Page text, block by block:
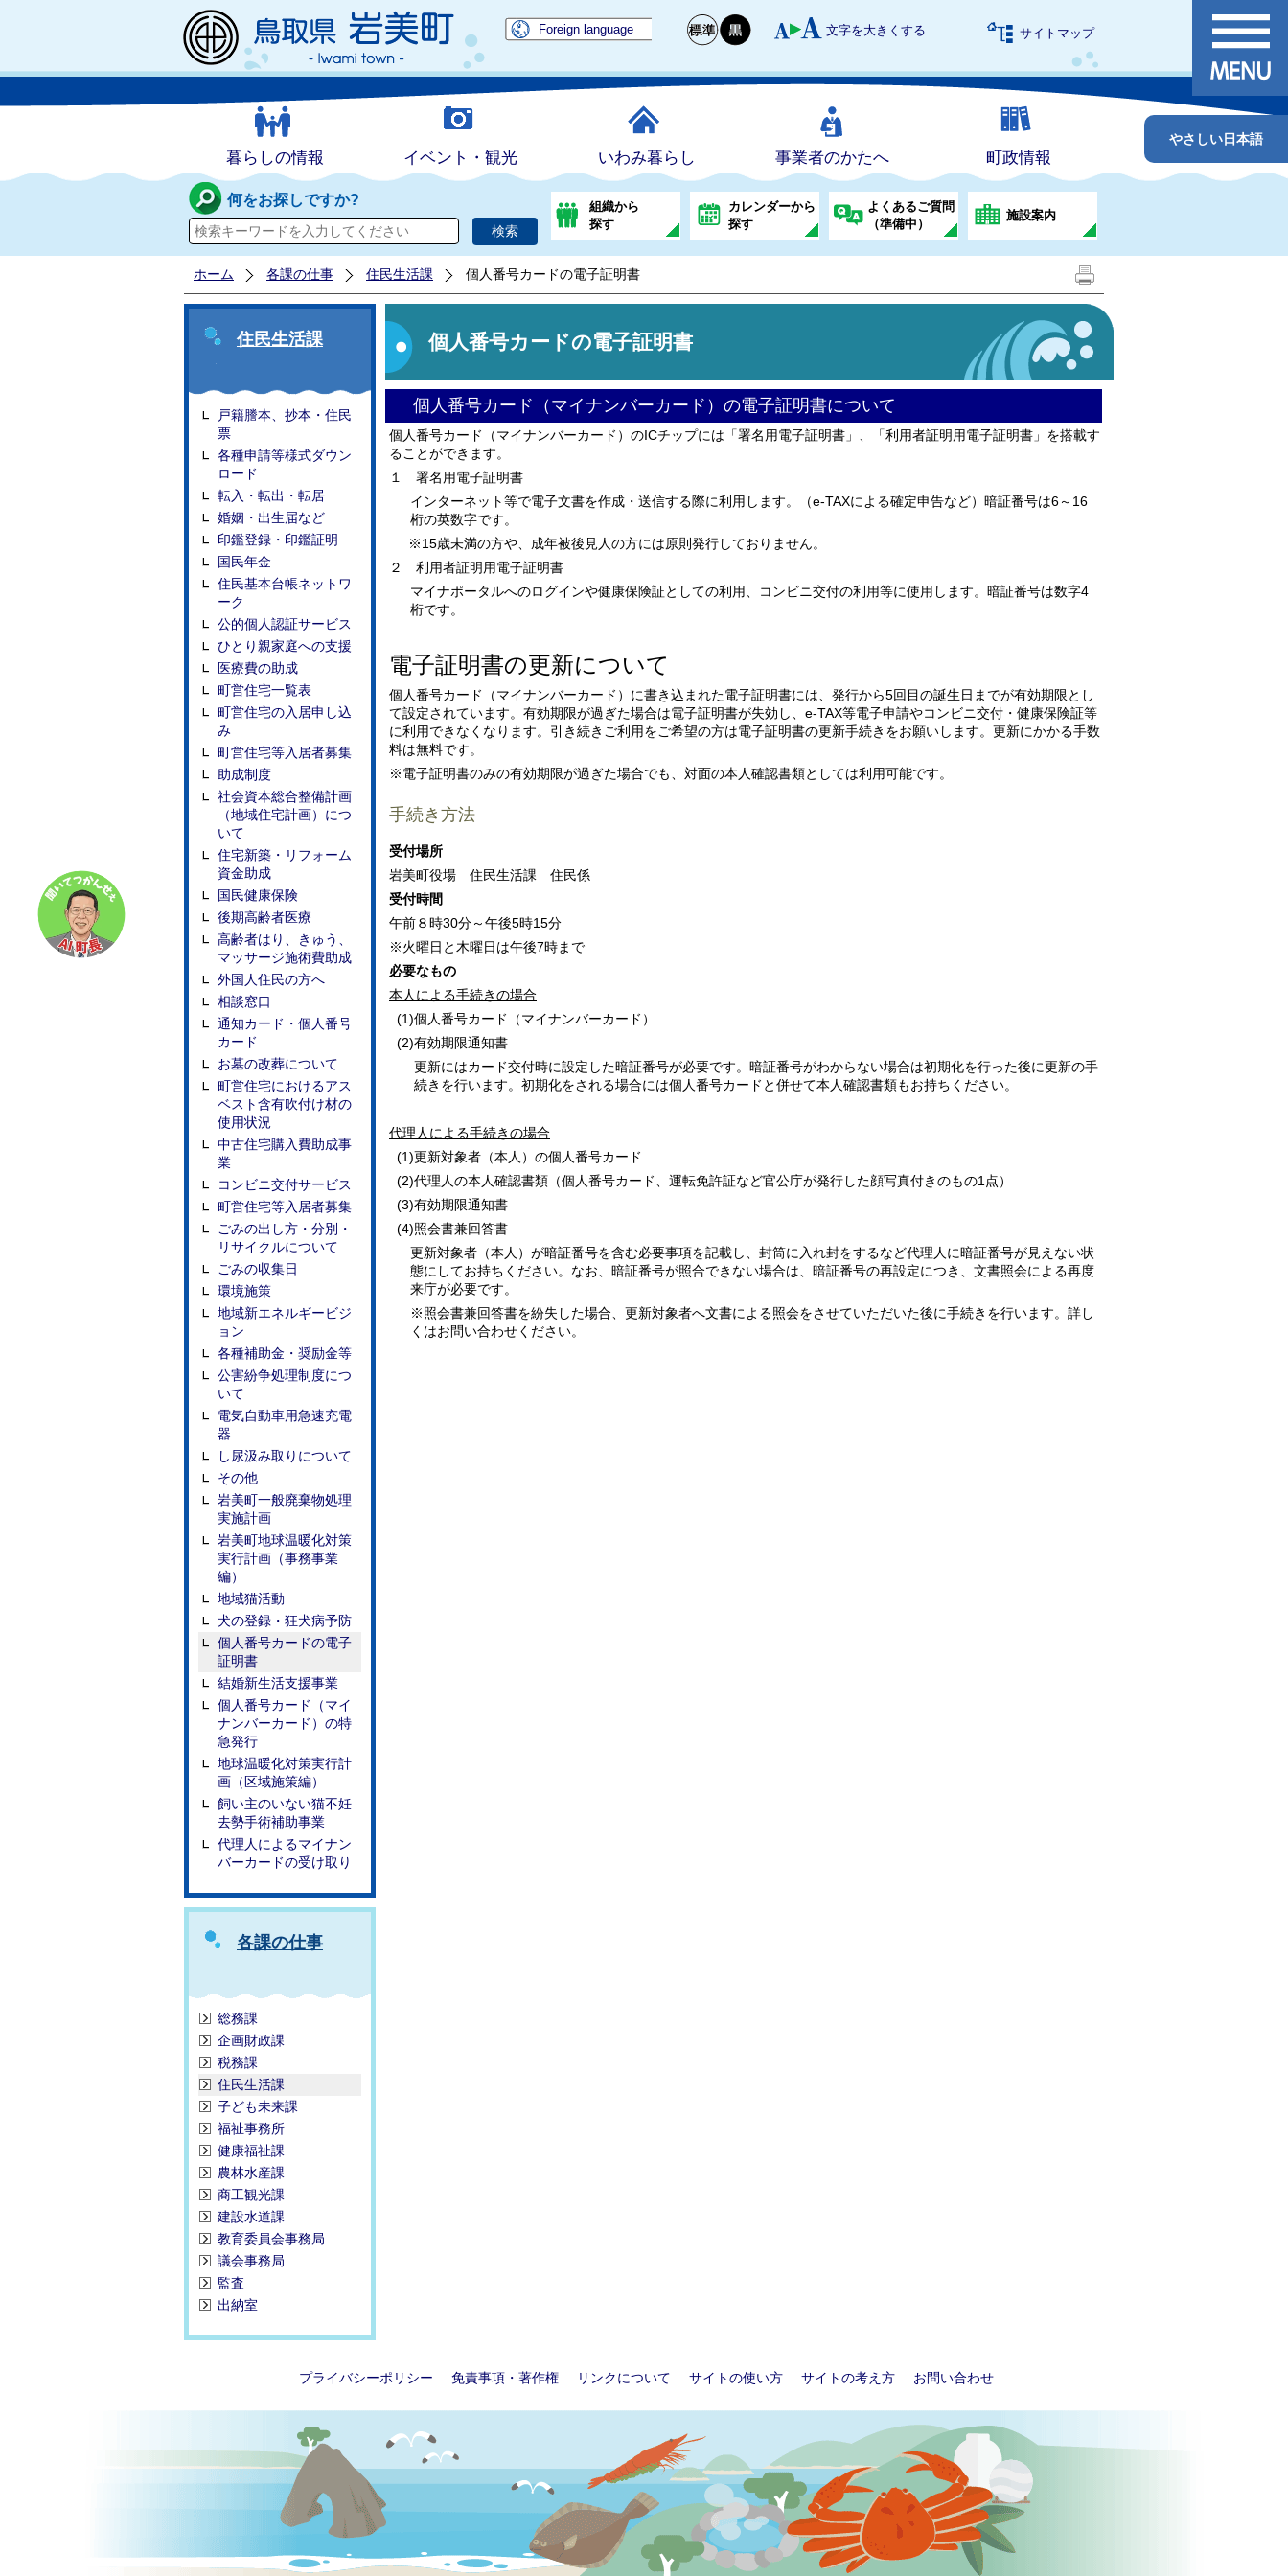
文字を大きくする サイトマップ
Foreign language
暮らしの情報 イベント・観光 いわみ暮らし 事業者のかたへ 町政情報
やさしい日本語
何をお探しですか?
組織から
探す
カレンダーから
探す
よくあるご質問
（準備中）
施設案内
ホーム 各課の仕事 住民生活課 個人番号カードの電子証明書
住民生活課
戸籍謄本、抄本・住民
票
各種申請等様式ダウン
ロード
転入・転出・転居
婚姻・出生届など
印鑑登録・印鑑証明
国民年金
住民基本台帳ネットワ
ーク
公的個人認証サービス
ひとり親家庭への支援
医療費の助成
町営住宅一覧表
町営住宅の入居申し込
み
町営住宅等入居者募集
助成制度
社会資本総合整備計画
（地域住宅計画）につ
いて
住宅新築・リフォーム
資金助成
国民健康保険
後期高齢者医療
高齢者はり、きゅう、
マッサージ施術費助成
外国人住民の方へ
相談窓口
通知カード・個人番号
カード
お墓の改葬について
町営住宅におけるアス
ベスト含有吹付け材の
使用状況
中古住宅購入費助成事
業
コンビニ交付サービス
町営住宅等入居者募集
ごみの出し方・分別・
リサイクルについて
ごみの収集日
環境施策
地域新エネルギービジ
ョン
各種補助金・奨励金等
公害紛争処理制度につ
いて
電気自動車用急速充電
器
し尿汲み取りについて
その他
岩美町一般廃棄物処理
実施計画
岩美町地球温暖化対策
実行計画（事務事業
編）
地域猫活動
犬の登録・狂犬病予防
個人番号カードの電子
証明書
結婚新生活支援事業
個人番号カード（マイ
ナンバーカード）の特
急発行
地球温暖化対策実行計
画（区域施策編）
飼い主のいない猫不妊
去勢手術補助事業
代理人によるマイナン
バーカードの受け取り
各課の仕事
総務課
企画財政課
税務課
住民生活課
子ども未来課
福祉事務所
健康福祉課
農林水産課
商工観光課
建設水道課
教育委員会事務局
議会事務局
監査
出納室
個人番号カードの電子証明書
個人番号カード（マイナンバーカード）の電子証明書について
個人番号カード（マイナンバーカード）のICチップには「署名用電子証明書」、「利用者証明用電子証明書」を搭載す
ることができます。
１ 署名用電子証明書
インターネット等で電子文書を作成・送信する際に利用します。（e-TAXによる確定申告など）暗証番号は6～ 16
桁の英数字です。
※15歳未満の方や、成年被後見人の方には原則発行しておりません。
２ 利用者証明用電子証明書
マイナポータルへのログインや健康保険証としての利用、コンビニ交付の利用等に使用します。暗証番号は数字4
桁です。
電子証明書の更新について
個人番号カード（マイナンバーカード）に書き込まれた電子証明書には、発行から5回目の誕生日までが有効期限とし
て設定されています。有効期限が過ぎた場合は電子証明書が失効し、 e-TAX等電子申請やコンビニ交付・健康保険証等
に利用できなくなります。引き続きご利用をご希望の方は電子証明書の更新手続きをお願いします。 更新にかかる手数
料は無料です。
※電子証明書のみの有効期限が過ぎた場合でも、対面の本人確認書類としては利用可能です。
手続き方法
受付場所
岩美町役場 住民生活課 住民係
受付時間
午前８時30分～午後5時15分
※火曜日と木曜日は午後7時まで
必要なもの
本人による手続きの場合
(1)個人番号カード（マイナンバーカード）
(2)有効期限通知書
更新にはカード交付時に設定した暗証番号が必要です。暗証番号がわからない場合は初期化を行った後に更新の手
続きを行います。初期化をされる場合には個人番号カードと併せて本人確認書類もお持ちください。
代理人による手続きの場合
(1)更新対象者（本人）の個人番号カード
(2)代理人の本人確認書類（個人番号カード、運転免許証など官公庁が発行した顔写真付きのもの1 点）
(3)有効期限通知書
(4)照会書兼回答書
更新対象者（本人）が暗証番号を含む必要事項を記載し、封筒に入れ封をするなど代理人に暗証番号が見えない状
態にしてお持ちください。なお、暗証番号が照合できない場合は、暗証番号の再設定につき、文書照会による再度
来庁が必要です。
※照会書兼回答書を紛失した場合、更新対象者へ文書による照会をさせていただいた後に手続きを行います。詳し
くはお問い合わせください。
プライバシーポリシー 免責事項・著作権 リンクについて サイトの使い方 サイトの考え方 お問い合わせ